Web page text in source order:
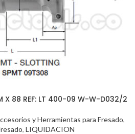
X 88 REF: LT 400-09 W-W-D032/2
y Herramientas para Fresado,
, LIQUIDACION